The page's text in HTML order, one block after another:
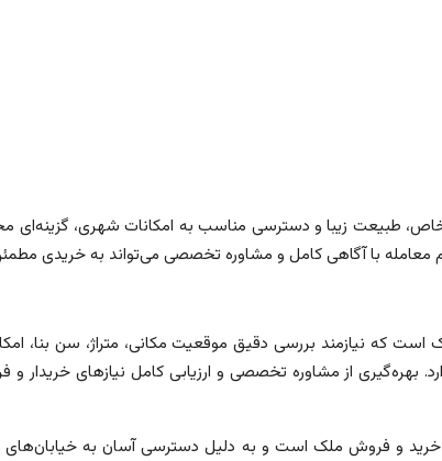
خاص، طبیعت زیبا و دسترسی مناسب به امکانات شهری،
معامله با آگاهی کامل و مشاوره تخصصی می‌تواند به خریدی
است که نیازمند بررسی دقیق موقعیت مکانی، متراژ، سن
از مشاوره تخصصی و ارزیابی کامل نیازهای خریدار و
و فروش ملک است و به دلیل دسترسی آسان به خیابان‌های